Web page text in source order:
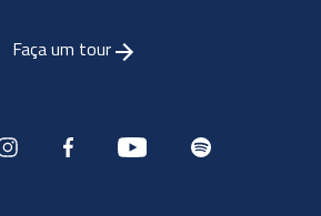
Faça um tour